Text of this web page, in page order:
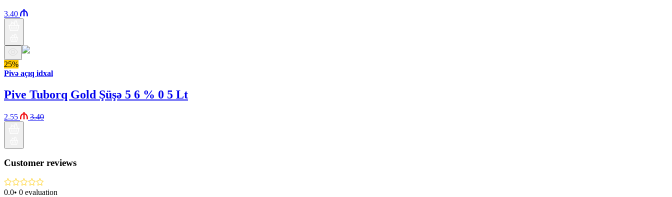
3.40
25%
Pivə açıq idxal
Pive Tuborq Gold Şüşə 5 6 % 0 5 Lt
2.55 3.40
Customer reviews
0.0• 0 evaluation